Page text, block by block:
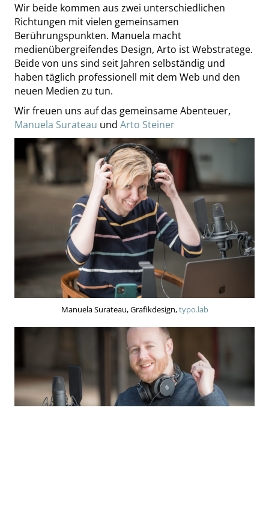
Wir beide kommen aus zwei unterschiedlichen
Richtungen mit vielen gemeinsamen
Berührungspunkten. Manuela macht
medienübergreifendes Design, Arto ist Webstratege.
Beide von uns sind seit Jahren selbständig und
haben täglich professionell mit dem Web und den
neuen Medien zu tun.
Wir freuen uns auf das gemeinsame Abenteuer,
Manuela Surateau und Arto Steiner
Manuela Surateau, Grafikdesign,typo.lab